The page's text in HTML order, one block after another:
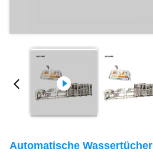
Automatische Wassertücher